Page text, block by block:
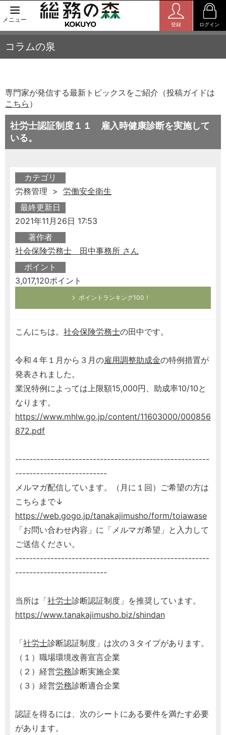
メニュー
登録 ログイン
コラムの泉
専門家が発信する最新トピックスをご紹介（投稿ガイドは
こちら ）
社労士認証制度１１ 雇入時健康診断を実施して
いる。
カテゴリ
労務管理 > 労働安全衛生
最終更新日
2021年11月26日 17:53
著作者
社会保険労務士 田中事務所 さん
ポイント
3,017,120ポイント
ポイントランキング100！
こんにちは。 社会保険労務士の田中です。
令和４年１月から３月の雇用調整助成金の特例措置が
発表されました。
業況特例によっては上限額15,000円、助成率10/10と
なります。
https://www.mhlw.go.jp/content/11603000/000856
872.pdf
-------------------------------------------------------
--------------------------
メルマガ配信しています。（月に１回）ご希望の方は
こちらまで↓
https://web.gogo.jp/tanakajimusho/form/toiawase
「お問い合わせ内容」に「メルマガ希望」と入力して
ご送信ください。
-------------------------------------------------------
--------------------------
当所は「社労士診断認証制度」を推奨しています。
https://www.tanakajimusho.biz/shindan
「社労士診断認証制度」は次の３タイプがあります。
（１）職場環境改善宣言企業
（２）経営労務診断実施企業
（３）経営労務診断適合企業
認証を得るには、次のシートにある要件を満たす必要
があります。